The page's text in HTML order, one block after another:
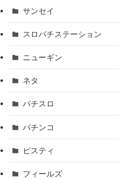
サンセイ
スロパチステーション
ニューギン
ネタ
パチスロ
パチンコ
ビスティ
フィールズ